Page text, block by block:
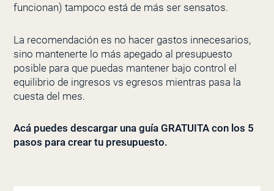
funcionan) tampoco está de más ser sensatos.
La recomendación es no hacer gastos innecesarios,
sino mantenerte lo más apegado al presupuesto
posible para que puedas mantener bajo control el
equilibrio de ingresos vs egresos mientras pasa la
cuesta del mes.
Acá puedes descargar una guía GRATUITA con los 5
pasos para crear tu presupuesto.